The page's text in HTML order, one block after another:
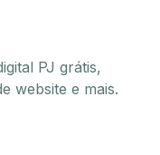
PJ grátis,
website e mais.